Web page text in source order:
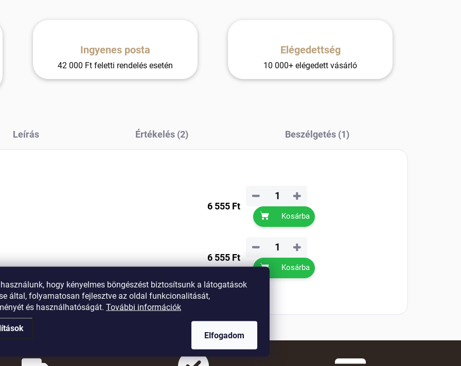
hogy kényelmes böngészést biztosítsunk a látogatások
által, folyamatosan fejlesztve az oldal funkcionalitását,
és használhatóságát. További információk
Elfogadom
Ingyenes posta
42 000 Ft feletti rendelés esetén
Elégedettség
10 000+ elégedett vásárló
Leírás Értékelés (2) Beszélgetés (1)
6 555 Ft
+
−
Kosárba
6 555 Ft
+
−
Kosárba